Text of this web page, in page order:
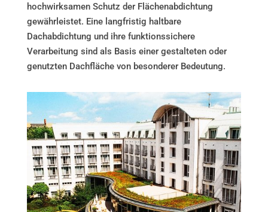
hochwirksamen Schutz der Flächenabdichtung
gewährleistet. Eine langfristig haltbare
Dachabdichtung und ihre funktionssichere
Verarbeitung sind als Basis einer gestalteten oder
genutzten Dachfläche von besonderer Bedeutung.